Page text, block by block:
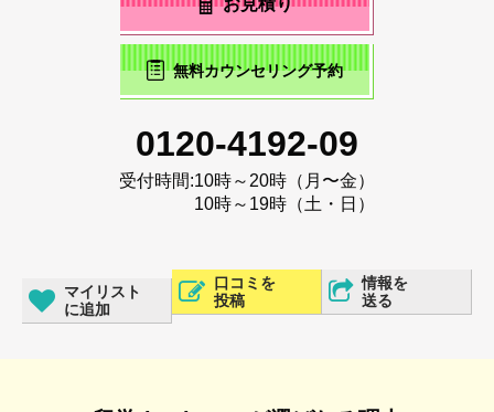
お見積り
無料カウンセリング予約
0120-4192-09
受付時間:10時～20時（月〜金）
10時～19時（土・日）
マイリスト
に追加
口コミを
投稿
情報を
送る